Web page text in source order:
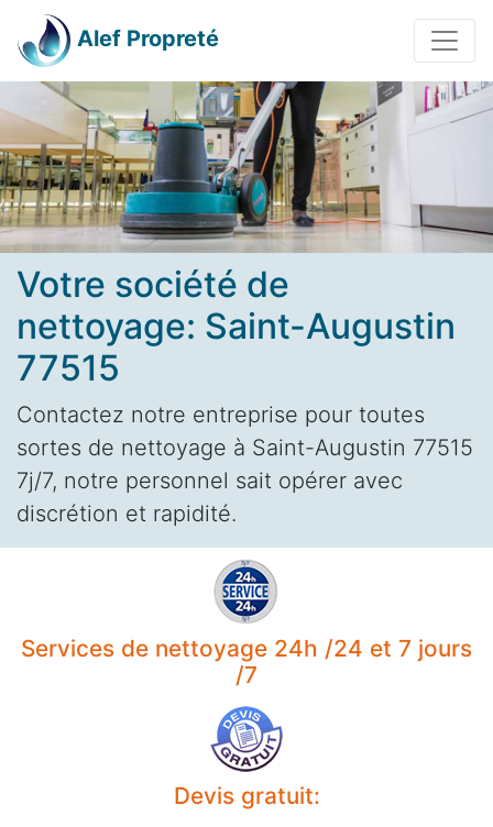
Alef Propreté
Votre société de
nettoyage: Saint-Augustin
77515
Contactez notre entreprise pour toutes
sortes de nettoyage à Saint-Augustin 77515
7j/7, notre personnel sait opérer avec
discrétion et rapidité.
Services de nettoyage 24h /24 et 7 jours
/7
Devis gratuit: